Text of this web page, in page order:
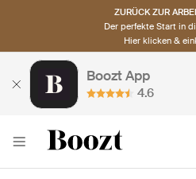
ZURÜCK ZUR
Der perfekte Start in
Hier klicken &
Boozt App
4.6